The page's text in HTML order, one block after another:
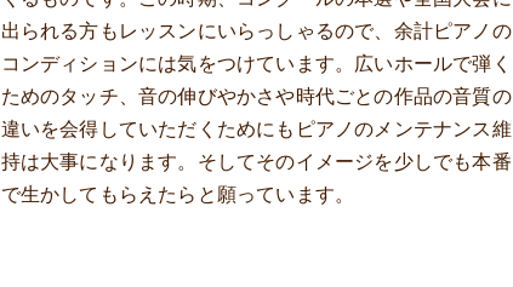
出られる方もレッスンにいらっしゃるので、余計ピアノの
コンディションには気をつけています。広いホールで弾く
ためのタッチ、音の伸びやかさや時代ごとの作品の音質の
違いを会得していただくためにもピアノのメンテナンス維
持は大事になります。そしてそのイメージを少しでも本番
で生かしてもらえたらと願っています。